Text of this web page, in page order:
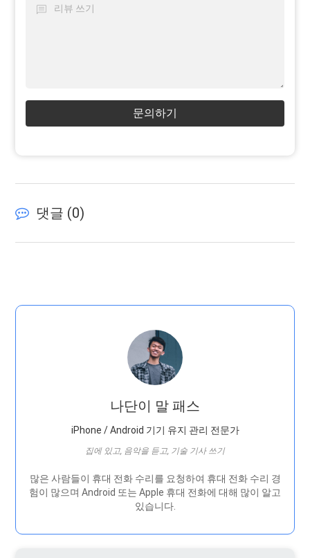
문의하기
댓글 (0)
나단이 말 패스
iPhone / Android 기기 유지 관리 전문가
집에 있고, 음악을 듣고, 기술 기사 쓰기
많은 사람들이 휴대 전화 수리를 요청하여 휴대 전화 수리 경
험이 많으며 Android 또는 Apple 휴대 전화에 대해 많이 알고
있습니다.